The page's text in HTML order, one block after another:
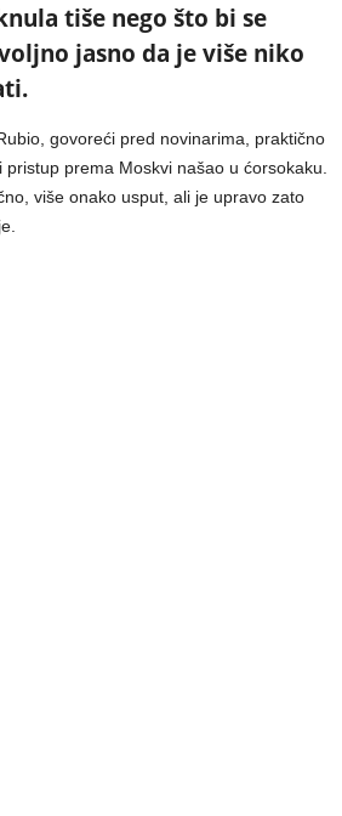
tiše nego što bi se
jasno da je više niko
govoreći pred novinarima, praktično
prema Moskvi našao u ćorsokaku.
više onako usput, ali je upravo zato